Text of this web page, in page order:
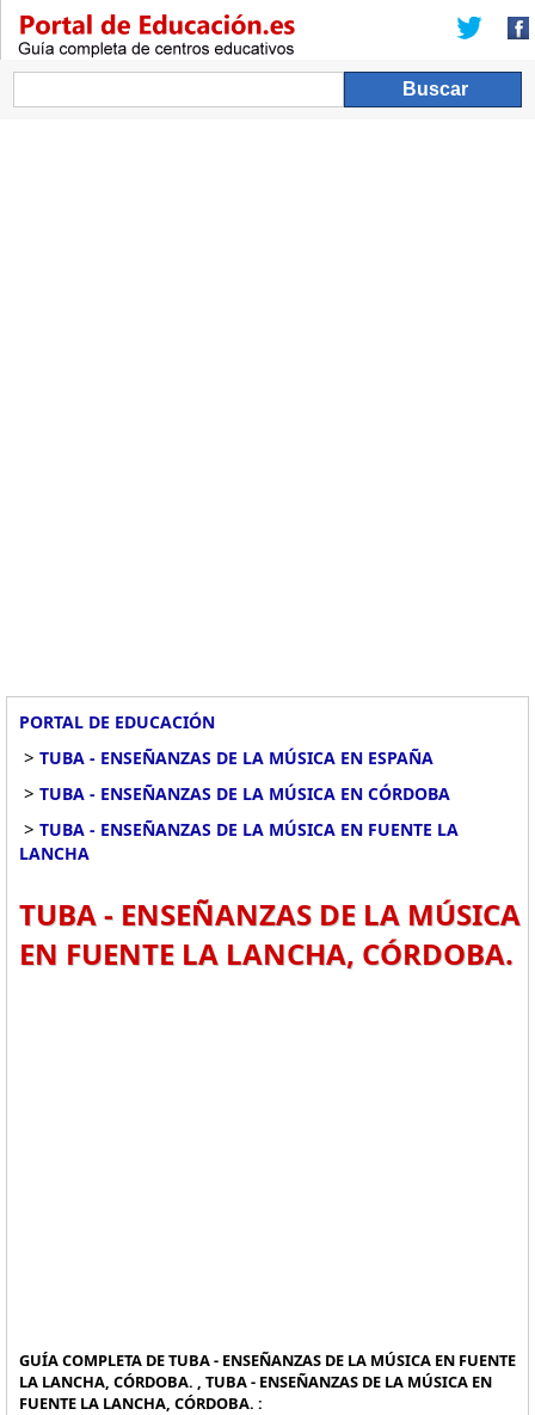
PORTAL DE EDUCACIÓN
> TUBA - ENSEÑANZAS DE LA MÚSICA EN ESPAÑA
> TUBA - ENSEÑANZAS DE LA MÚSICA EN CÓRDOBA
> TUBA - ENSEÑANZAS DE LA MÚSICA EN FUENTE LA
LANCHA
TUBA - ENSEÑANZAS DE LA MÚSICA
EN FUENTE LA LANCHA, CÓRDOBA.
GUÍA COMPLETA DE TUBA - ENSEÑANZAS DE LA MÚSICA EN FUENTE
LA LANCHA, CÓRDOBA. , TUBA - ENSEÑANZAS DE LA MÚSICA EN
FUENTE LA LANCHA, CÓRDOBA. :